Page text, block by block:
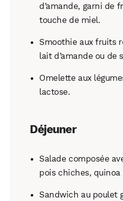
d’amande, garni de
touche de miel.
Smoothie aux fruits
lait d’amande ou de
Omelette aux
lactose.
Déjeuner
Salade composée
pois chiches,
Sandwich au poulet